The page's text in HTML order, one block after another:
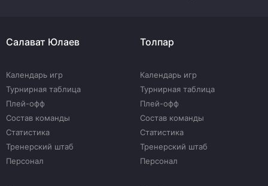
Салават Юлаев
Календарь игр
Турнирная таблица
Плей-офф
Состав команды
Статистика
Тренерский штаб
Персонал
Толпар
Календарь игр
Турнирная таблица
Плей-офф
Состав команды
Статистика
Тренерский штаб
Персонал